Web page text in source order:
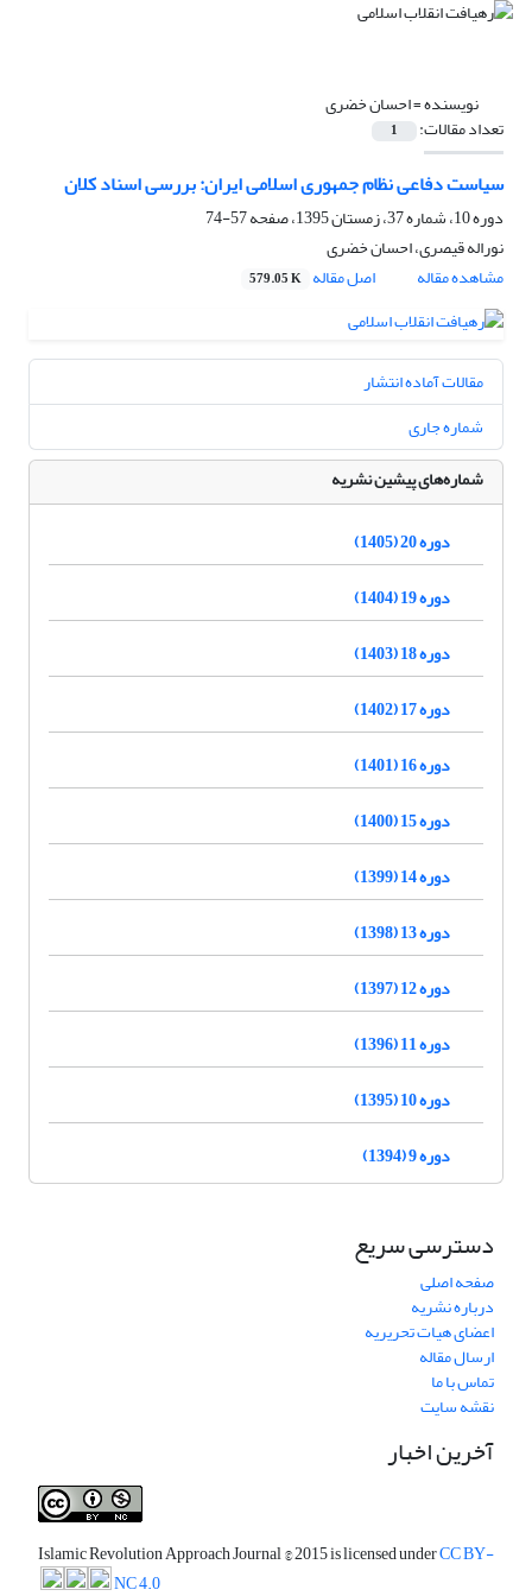
نویسنده =احسان خضری
تعداد مقالات: 1
سیاست دفاعی نظام جمهوری اسلامی ایران: بررسی اسناد کلان
دوره 10، شماره 37، زمستان 1395، صفحه
57-74
نوراله قیصری، احسان خضری
مشاهده مقاله
اصل مقاله 579.05 K
مقالات آماده انتشار
شماره جاری
شماره‌های پیشین نشریه
دوره 20 (1405)
دوره 19 (1404)
دوره 18 (1403)
دوره 17 (1402)
دوره 16 (1401)
دوره 15 (1400)
دوره 14 (1399)
دوره 13 (1398)
دوره 12 (1397)
دوره 11 (1396)
دوره 10 (1395)
دوره 9 (1394)
دسترسی سریع
صفحه اصلی
درباره نشریه
اعضای هیات تحریریه
ارسال مقاله
تماس با ما
نقشه سایت
آخرین اخبار
Islamic Revolution Approach Journal© 2015 is licensed underCC BY-
NC 4.0